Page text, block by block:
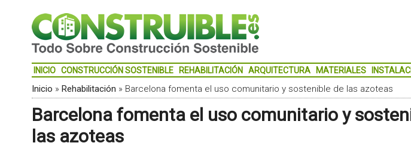
INICIO CONSTRUCCIÓN SOSTENIBLE REHABILITACIÓN ARQUITECTURA MATERIALES
Inicio » Rehabilitación » Barcelona fomenta el uso comunitario y sostenible de las azoteas
Barcelona fomenta el uso comunitario y
las azoteas